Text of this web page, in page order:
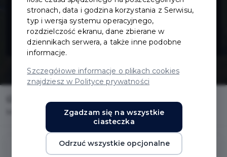
cmentarzu przy
ul. Spokojnej
Modernizacja wodociągu na cmentarzu przy ul. Spokojnej
stronach, data i godzina korzystania z Serwisu,
typ i wersja systemu operacyjnego,
rozdzielczość ekranu, dane zbierane w
dziennikach serwera, a także inne podobne
informacje.
Szczegółowe informacje o plikach cookies
znajdziesz w Polityce prywatności
Zgadzam się na wszystkie
ciasteczka
Odrzuć wszystkie opcjonalne